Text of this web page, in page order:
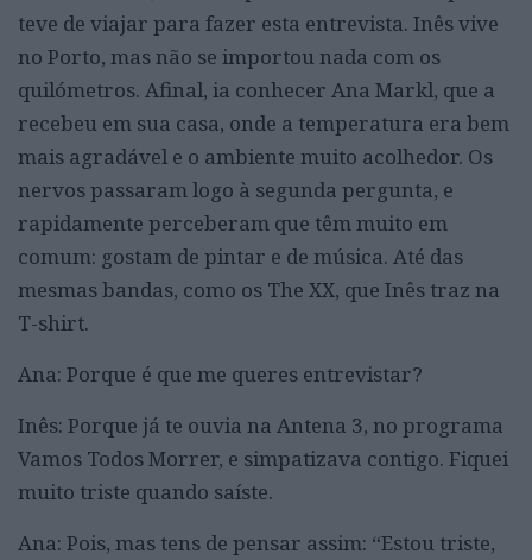
teve de viajar para fazer esta entrevista. Inês vive
no Porto, mas não se importou nada com os
quilómetros. Afinal, ia conhecer Ana Markl, que a
recebeu em sua casa, onde a temperatura era bem
mais agradável e o ambiente muito acolhedor. Os
nervos passaram logo à segunda pergunta, e
rapidamente perceberam que têm muito em
comum: gostam de pintar e de música. Até das
mesmas bandas, como os The XX, que Inês traz na
T-shirt.
Ana: Porque é que me queres entrevistar?
Inês: Porque já te ouvia na Antena 3, no programa
Vamos Todos Morrer, e simpatizava contigo. Fiquei
muito triste quando saíste.
Ana: Pois, mas tens de pensar assim: “Estou triste,